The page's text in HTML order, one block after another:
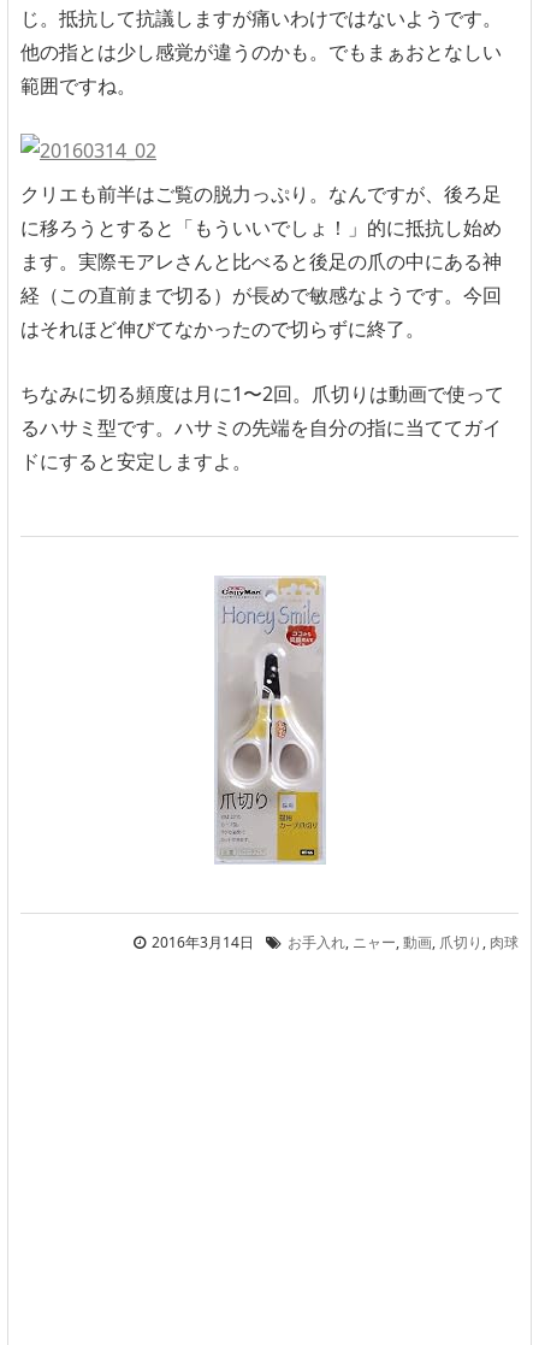
じ。抵抗して抗議しますが痛いわけではないようです。
他の指とは少し感覚が違うのかも。でもまぁおとなしい
範囲ですね。
クリエも前半はご覧の脱力っぷり。なんですが、後ろ足
に移ろうとすると「もういいでしょ！」的に抵抗し始め
ます。実際モアレさんと比べると後足の爪の中にある神
経（この直前まで切る）が長めで敏感なようです。今回
はそれほど伸びてなかったので切らずに終了。
ちなみに切る頻度は月に1〜2回。爪切りは動画で使って
るハサミ型です。ハサミの先端を自分の指に当ててガイ
ドにすると安定しますよ。
2016年3月14日 お手入れ, ニャー,動画, 爪切り , 肉球